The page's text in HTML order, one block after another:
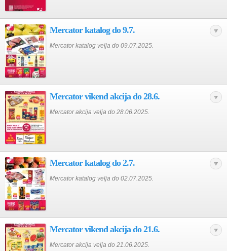
Mercator katalog do 9.7.
Mercator katalog velja do 09.07.2025.
Mercator vikend akcija do 28.6.
Mercator akcija velja do 28.06.2025.
Mercator katalog do 2.7.
Mercator katalog velja do 02.07.2025.
Mercator vikend akcija do 21.6.
Mercator akcija velja do 21.06.2025.